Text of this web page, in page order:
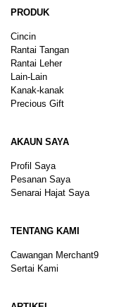
PRODUK
Cincin
Rantai Tangan
Rantai Leher
Lain-Lain
Kanak-kanak
Precious Gift
AKAUN SAYA
Profil Saya
Pesanan Saya
Senarai Hajat Saya
TENTANG KAMI
Cawangan Merchant9
Sertai Kami